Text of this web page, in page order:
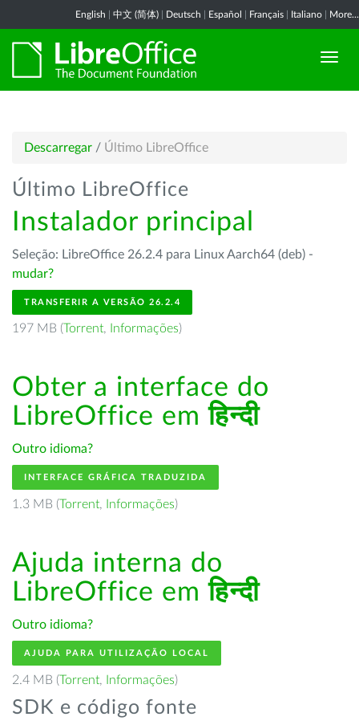
English 中文 (简体) Deutsch Español Français Italiano More...
Descarregar / Último LibreOffice
Último LibreOffice
Instalador principal
Seleção: LibreOffice 26.2.4 para Linux Aarch64 (deb) -
mudar?
TRANSFERIR A VERSÃO 26.2.4
197 MB (Torrent, Informações)
Obter a interface do
LibreOffice emहिन्दी
Outro idioma?
INTERFACE GRÁFICA TRADUZIDA
1.3 MB (Torrent, Informações)
Ajuda interna do
LibreOffice emहिन्दी
Outro idioma?
AJUDA PARA UTILIZAÇÃO LOCAL
2.4 MB (Torrent, Informações)
SDK e código fonte